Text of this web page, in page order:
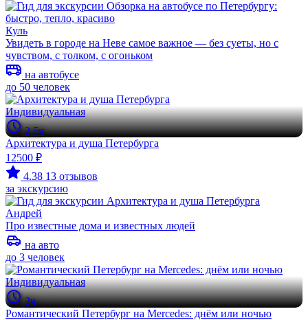
Куль
Увидеть в городе на Неве самое важное — без суеты, но с
чувством, с толком, с огоньком
на автобусе
до 50 человек
Индивидуальная
2.5ч
Архитектура и душа Петербурга
12500 ₽
4.38 13 отзывов
за экскурсию
Андрей
Про известные дома и известных людей
на авто
до 3 человек
Индивидуальная
3ч
Романтический Петербург на Mercedes: днём или ночью